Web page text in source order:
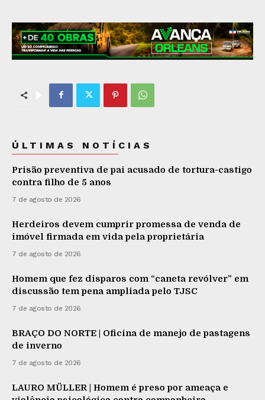
ÚLTIMAS NOTÍCIAS
Prisão preventiva de pai acusado de tortura-castigo
contra filho de 5 anos
7 de agosto de 2026
Herdeiros devem cumprir promessa de venda de
imóvel firmada em vida pela proprietária
7 de agosto de 2026
Homem que fez disparos com “caneta revólver” em
discussão tem pena ampliada pelo TJSC
7 de agosto de 2026
BRAÇO DO NORTE | Oficina de manejo de pastagens
de inverno
7 de agosto de 2026
LAURO MÜLLER | Homem é preso por ameaça e